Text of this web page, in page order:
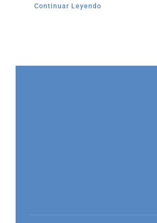
Continuar Leyendo